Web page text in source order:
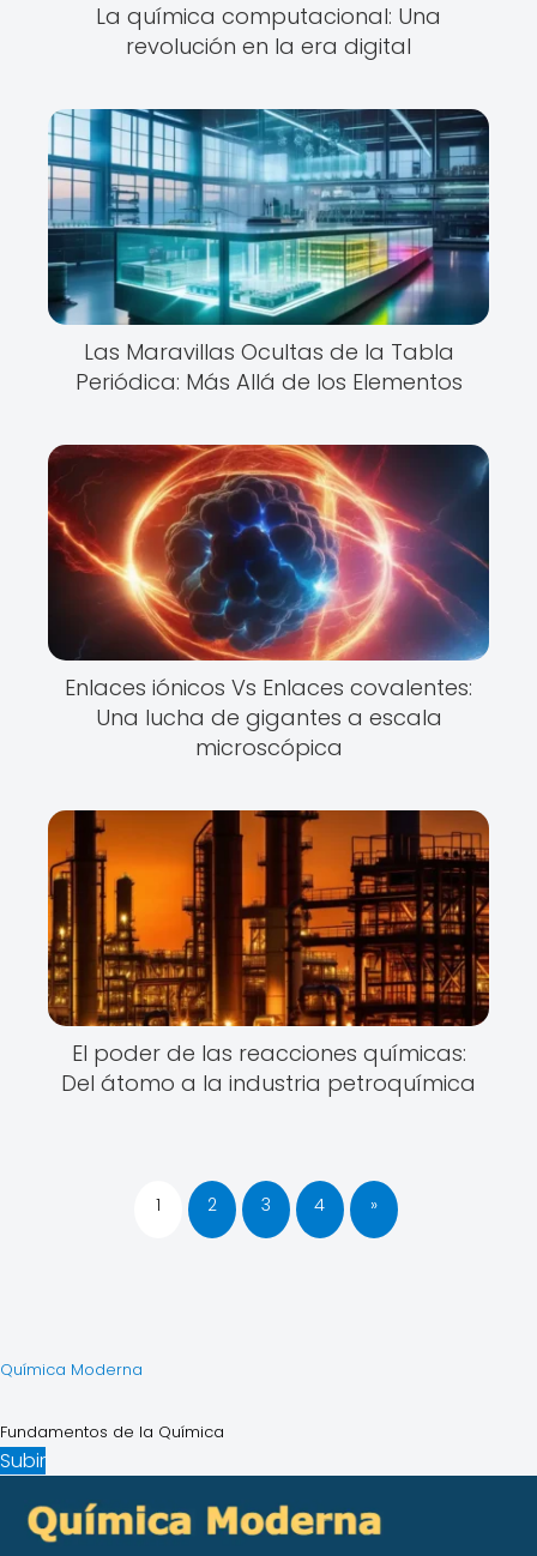
La química computacional: Una
revolución en la era digital
Las Maravillas Ocultas de la Tabla
Periódica: Más Allá de los Elementos
Enlaces iónicos Vs Enlaces covalentes:
Una lucha de gigantes a escala
microscópica
El poder de las reacciones químicas:
Del átomo a la industria petroquímica
1 2 3 4 »
Química Moderna
Fundamentos de la Química
Subir